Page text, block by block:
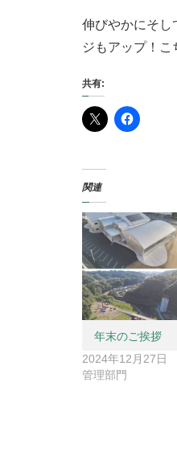
伸びやかにそし
ジもアップ！こ
共有:
関連
年末のご挨拶
2024年12月27日
管理部門